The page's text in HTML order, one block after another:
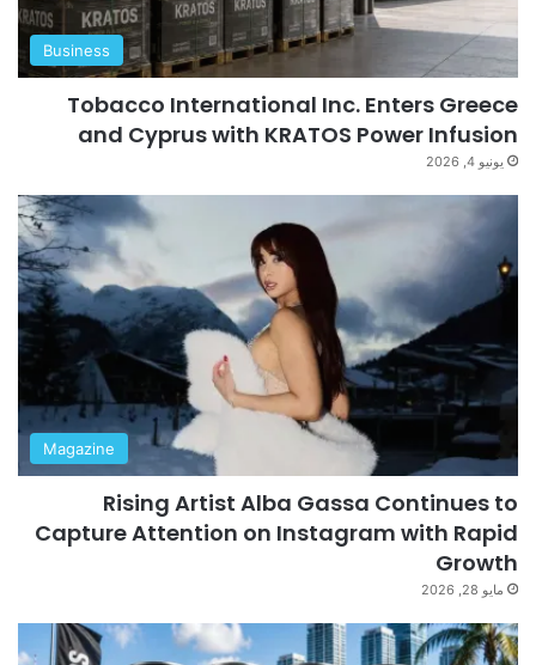
Business
Tobacco International Inc. Enters Greece
and Cyprus with KRATOS Power Infusion
يونيو 4, 2026
Magazine
Rising Artist Alba Gassa Continues to
Capture Attention on Instagram with Rapid
Growth
مايو 28, 2026